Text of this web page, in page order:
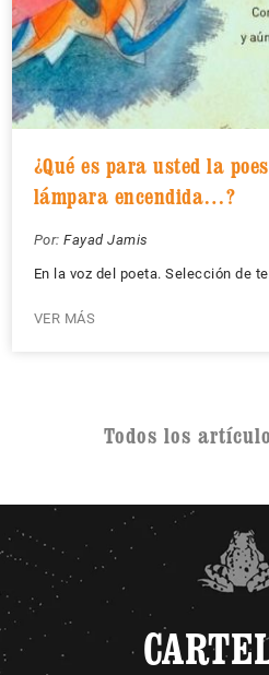
¿Qué es para usted la
lámpara encendida…?
Por: Fayad Jamis
En la voz del poeta. Selección de
VER MÁS
Todos los